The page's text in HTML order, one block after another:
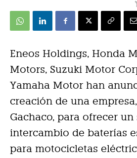
Eneos Holdings, Honda
Motors, Suzuki Motor
Yamaha Motor han
creación de una
Gachaco, para ofrecer
intercambio de baterías
para motocicletas